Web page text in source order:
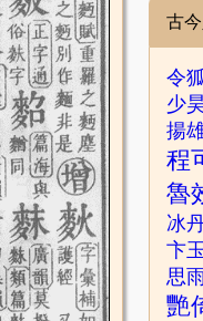
古
令
少
揚
程
魯
冰
卞
思
艷